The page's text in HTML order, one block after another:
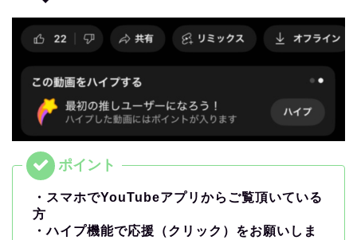
・スマホでYouTubeアプリからご覧頂いている
方
・ハイプ機能で応援（クリック）をお願いしま